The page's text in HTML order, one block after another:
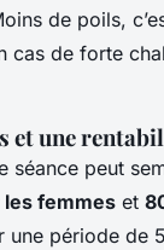
de poils,
cas de forte
et une
séance peut
femmes et
une période de